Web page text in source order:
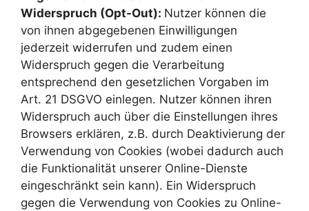
Widerspruch (Opt-Out): Nutzer können die
von ihnen abgegebenen Einwilligungen
jederzeit widerrufen und zudem einen
Widerspruch gegen die Verarbeitung
entsprechend den gesetzlichen Vorgaben im
Art. 21 DSGVO einlegen. Nutzer können ihren
Widerspruch auch über die Einstellungen ihres
Browsers erklären, z.B. durch Deaktivierung der
Verwendung von Cookies (wobei dadurch auch
die Funktionalität unserer Online-Dienste
eingeschränkt sein kann). Ein Widerspruch
gegen die Verwendung von Cookies zu Online-